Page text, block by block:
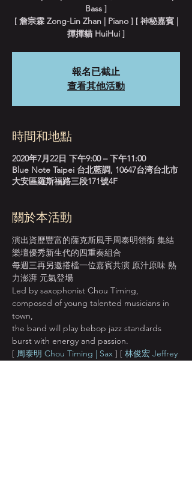
Bass ]
[ 詹宗霖 Zong-Lin Zhan | Piano ] [ 神秘嘉賓 |
揮揮貓 HuiHui ]
報名已截止
查看其他活動
時間和地點
2020年7月22日 下午9:00 – 下午11:00
Blue Note Taipei 台北藍調, 10647台湾台北市
大安區羅斯福路三段171號4F
關於本活動
演出資歷豐富的薩克斯風手周泰明領銜 集結
樂壇優秀新生代的四重奏組合
每週三再另邀搭檔一位嘉賓共演 原汁原味 熱
力澎湃 元氣登場
Led by saxophonist Chou Timing,
composed of young talented musicians in
town,
the band will play bebop jazz standards
burst with energy and passion.
[ 周泰明 Chou Timing | Sax ] [ 林俊宏 Jeffrey